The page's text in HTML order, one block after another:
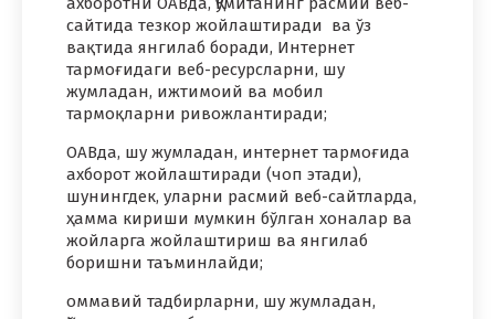
сайтида тезкор жойлаштиради ва ўз
вақтида янгилаб боради, Интернет
тармоғидаги веб-ресурсларни, шу
жумладан, ижтимоий ва мобил
тармоқларни ривожлантиради;
ОАВда, шу жумладан, интернет тармоғида
ахборот жойлаштиради (чоп этади),
шунингдек, уларни расмий веб-сайтларда,
ҳамма кириши мумкин бўлган хоналар ва
жойларга жойлаштириш ва янгилаб
боришни таъминлайди;
оммавий тадбирларни, шу жумладан,